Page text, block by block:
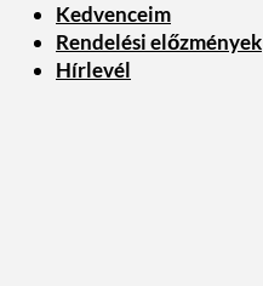
Kedvenceim
Rendelési előzmények
Hírlevél